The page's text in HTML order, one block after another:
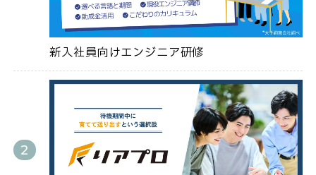
新入社員向けエンジニア研修